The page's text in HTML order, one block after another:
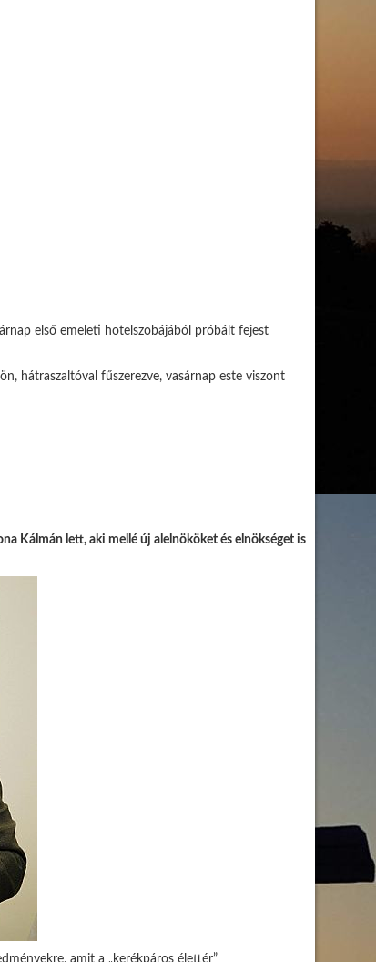
első emeleti hotelszobájából próbált fejest
hátraszaltóval fűszerezve, vasárnap este viszont
Kálmán lett, aki mellé új alelnököket és elnökséget is